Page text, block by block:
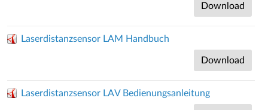
Download
Laserdistanzsensor LAM Handbuch
Download
Laserdistanzsensor LAV Bedienungsanleitung